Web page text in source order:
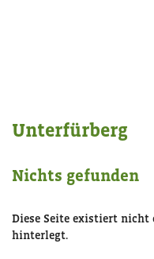
Unterfürberg
Nichts gefunden
Diese Seite existiert nicht
hinterlegt.